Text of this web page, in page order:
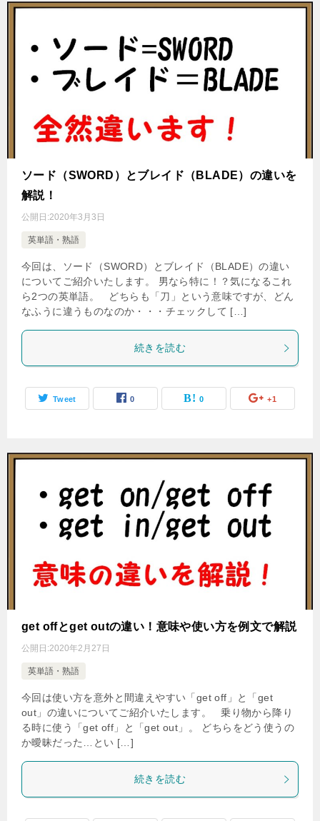
ソード（SWORD）とブレイド（BLADE）の違いを
解説！
公開日:2020年3月3日
英単語・熟語
今回は、ソード（SWORD）とブレイド（BLADE）の違い
についてご紹介いたします。 男なら特に！？気になるこれ
ら2つの英単語。 どちらも「刀」という意味ですが、どん
なふうに違うものなのか・・・チェックして […]
続きを読む
Tweet 0 0 +1
get offとget outの違い！意味や使い方を例文で解説
公開日:2020年2月27日
英単語・熟語
今回は使い方を意外と間違えやすい「get off」と「get
out」の違いについてご紹介いたします。 乗り物から降り
る時に使う「get off」と「get out」。 どちらをどう使うの
か曖昧だった…とい […]
続きを読む